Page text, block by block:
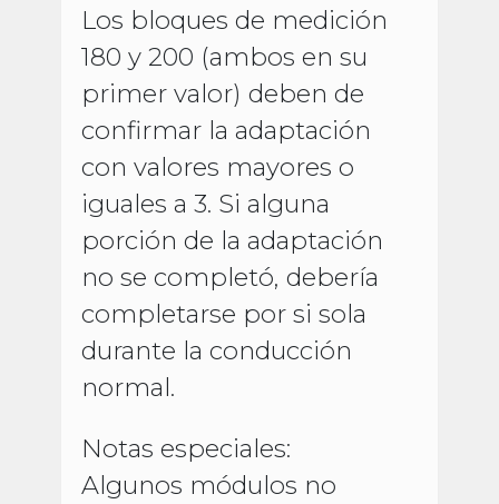
Los bloques de medición
180 y 200 (ambos en su
primer valor) deben de
confirmar la adaptación
con valores mayores o
iguales a 3. Si alguna
porción de la adaptación
no se completó, debería
completarse por si sola
durante la conducción
normal.
Notas especiales:
Algunos módulos no